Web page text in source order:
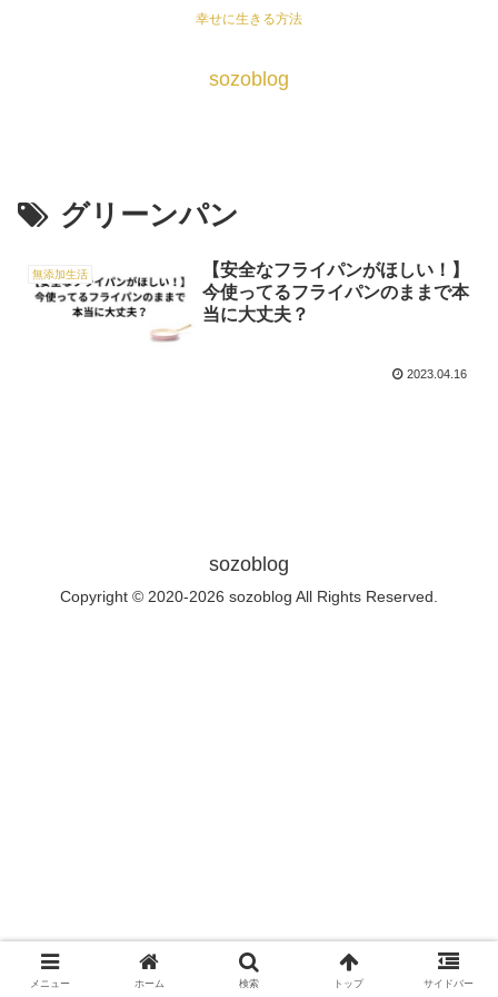
幸せに生きる方法
sozoblog
グリーンパン
無添加生活
【安全なフライパンがほしい！】
今使ってるフライパンのままで本
当に大丈夫？
2023.04.16
sozoblog
Copyright © 2020-2026 sozoblog All Rights Reserved.
メニュー ホーム 検索 トップ サイドバー